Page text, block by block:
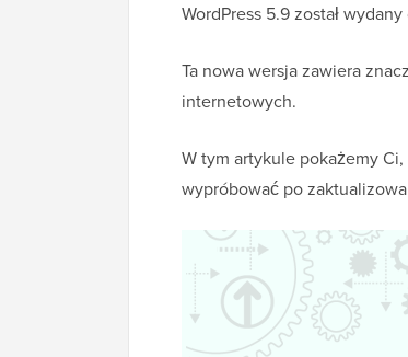
WordPress 5.9 został
Ta nowa wersja zawiera
internetowych.
W tym artykule pokażemy
wypróbować po